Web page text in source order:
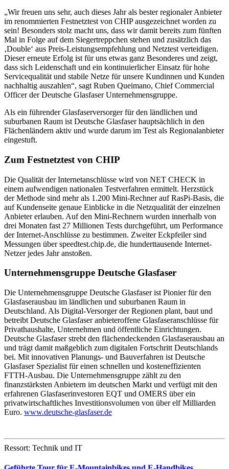
„Wir freuen uns sehr, auch dieses Jahr als bester regionaler Anbieter
im renommierten Festnetztest von CHIP ausgezeichnet worden zu
sein! Besonders stolz macht uns, dass wir damit bereits zum fünften
Mal in Folge auf dem Siegertreppchen stehen und zusätzlich das
‚Double‘ aus Preis-Leistungsempfehlung und Netztest verteidigen.
Dieser erneute Erfolg ist für uns etwas ganz Besonderes und zeigt,
dass sich Leidenschaft und ein kontinuierlicher Einsatz für hohe
Servicequalität und stabile Netze für unsere Kundinnen und Kunden
nachhaltig auszahlen“, sagt Ruben Queimano, Chief Commercial
Officer der Deutsche Glasfaser Unternehmensgruppe.
Als ein führender Glasfaserversorger für den ländlichen und
suburbanen Raum ist Deutsche Glasfaser hauptsächlich in den
Flächenländern aktiv und wurde darum im Test als Regionalanbieter
eingestuft.
Zum Festnetztest von CHIP
Die Qualität der Internetanschlüsse wird von NET CHECK in
einem aufwendigen nationalen Testverfahren ermittelt. Herzstück
der Methode sind mehr als 1.200 Mini-Rechner auf RasPi-Basis, die
auf Kundenseite genaue Einblicke in die Netzqualität der einzelnen
Anbieter erlauben. Auf den Mini-Rechnern wurden innerhalb von
drei Monaten fast 27 Millionen Tests durchgeführt, um Performance
der Internet-Anschlüsse zu bestimmen. Zweiter Eckpfeiler sind
Messungen über speedtest.chip.de, die hunderttausende Internet-
Netzer jedes Jahr anstoßen.
Unternehmensgruppe Deutsche Glasfaser
Die Unternehmensgruppe Deutsche Glasfaser ist Pionier für den
Glasfaserausbau im ländlichen und suburbanen Raum in
Deutschland. Als Digital-Versorger der Regionen plant, baut und
betreibt Deutsche Glasfaser anbieteroffene Glasfaseranschlüsse für
Privathaushalte, Unternehmen und öffentliche Einrichtungen.
Deutsche Glasfaser strebt den flächendeckenden Glasfaserausbau an
und trägt damit maßgeblich zum digitalen Fortschritt Deutschlands
bei. Mit innovativen Planungs- und Bauverfahren ist Deutsche
Glasfaser Spezialist für einen schnellen und kosteneffizienten
FTTH-Ausbau. Die Unternehmensgruppe zählt zu den
finanzstärksten Anbietern im deutschen Markt und verfügt mit den
erfahrenen Glasfaserinvestoren EQT und OMERS über ein
privatwirtschaftliches Investitionsvolumen von über elf Milliarden
Euro. www.deutsche-glasfaser.de
Ressort: Technik und IT